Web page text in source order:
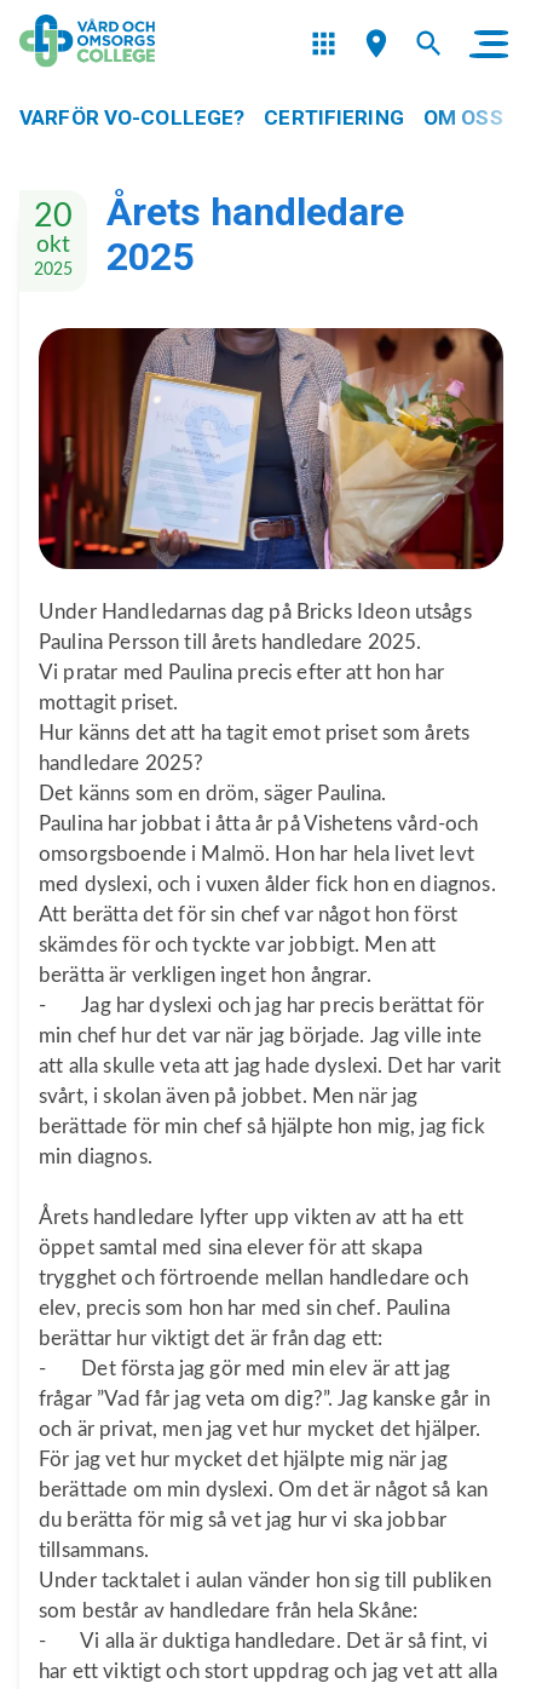
VARFÖR VO-COLLEGE? CERTIFIERING OM OSS
20
okt
2025
Årets handledare
2025
Under Handledarnas dag på Bricks Ideon utsågs
Paulina Persson till årets handledare 2025.
Vi pratar med Paulina precis efter att hon har
mottagit priset.
Hur känns det att ha tagit emot priset som årets
handledare 2025?
Det känns som en dröm, säger Paulina.
Paulina har jobbat i åtta år på Vishetens vård-och
omsorgsboende i Malmö. Hon har hela livet levt
med dyslexi, och i vuxen ålder fick hon en diagnos.
Att berätta det för sin chef var något hon först
skämdes för och tyckte var jobbigt. Men att
berätta är verkligen inget hon ångrar.
- Jag har dyslexi och jag har precis berättat för
min chef hur det var när jag började. Jag ville inte
att alla skulle veta att jag hade dyslexi. Det har varit
svårt, i skolan även på jobbet. Men när jag
berättade för min chef så hjälpte hon mig, jag fick
min diagnos.
Årets handledare lyfter upp vikten av att ha ett
öppet samtal med sina elever för att skapa
trygghet och förtroende mellan handledare och
elev, precis som hon har med sin chef. Paulina
berättar hur viktigt det är från dag ett:
- Det första jag gör med min elev är att jag
frågar ”Vad får jag veta om dig?”. Jag kanske går in
och är privat, men jag vet hur mycket det hjälper.
För jag vet hur mycket det hjälpte mig när jag
berättade om min dyslexi. Om det är något så kan
du berätta för mig så vet jag hur vi ska jobbar
tillsammans.
Under tacktalet i aulan vänder hon sig till publiken
som består av handledare från hela Skåne:
- Vi alla är duktiga handledare. Det är så fint, vi
har ett viktigt och stort uppdrag och jag vet att alla